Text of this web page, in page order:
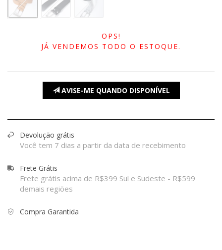
OPS!
JÁ VENDEMOS TODO O ESTOQUE.
AVISE-ME QUANDO DISPONÍVEL
Devolução grátis
Você tem 7 dias a partir da data de recebimento
Frete Grátis
Frete grátis acima de R$399 Sul e Sudeste - R$599
demais regiões
Compra Garantida